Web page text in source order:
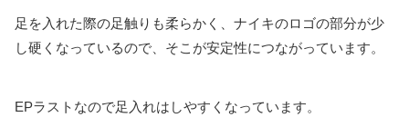
足を入れた際の足触りも柔らかく、ナイキのロゴの部分が少
し硬くなっているので、そこが安定性につながっています。
EPラストなので足入れはしやすくなっています。